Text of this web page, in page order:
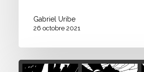
Gabriel Uribe
26 octobre 2021
Recherche